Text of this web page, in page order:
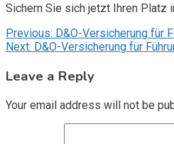
Sichern Sie sich jetzt Ihren Platz
Post
navigation
Previous: D&O-Versicherung für
Next: D&O-Versicherung für
Leave a Reply
Your email address will not be